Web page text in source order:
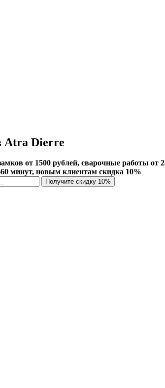
Atra Dierre
от 1500 рублей, сварочные работы от
минут, новым клиентам скидка 10%
Получите скидку 10%